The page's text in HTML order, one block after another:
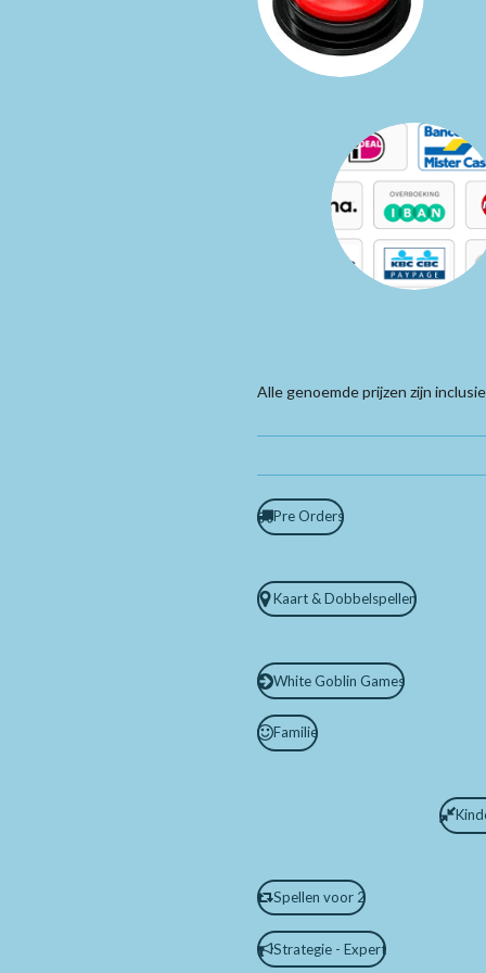
Alle genoemde prijzen zijn
Pre Orders
Kaart & Dobbelspellen
White Goblin Games
Familie
Spellen voor 2
Strategie - Expert